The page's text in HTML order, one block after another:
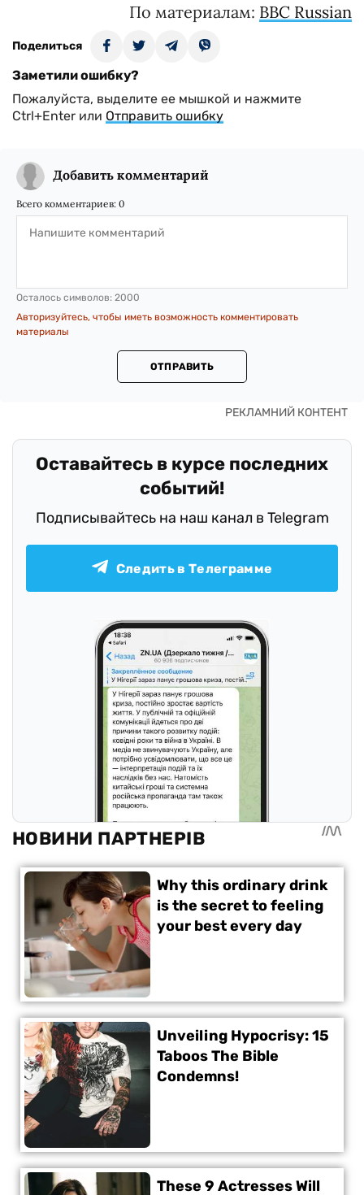
По материалам: BBC Russian
Поделиться
Заметили ошибку?
Пожалуйста, выделите ее мышкой и нажмите
Ctrl+Enter или Отправить ошибку
Добавить комментарий
Всего комментариев: 0
Осталось символов: 2000
Авторизуйтесь, чтобы иметь возможность комментировать
материалы
ОТПРАВИТЬ
Оставайтесь в курсе последних
событий!
Подписывайтесь на наш канал в Telegram
Следить в Телеграмме